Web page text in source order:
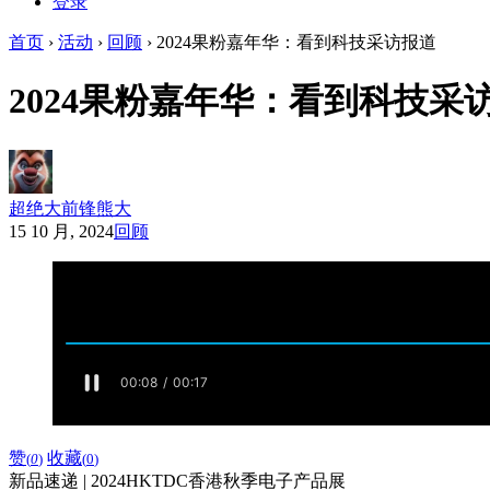
首页 › 活动 › 回顾 › 2024果粉嘉年华：看到科技采访报道
2024果粉嘉年华：看到科技采
超绝大前锋熊大
15 10 月, 2024回顾
赞(0) 收藏(0)
新品速递 | 2024HKTDC香港秋季电子产品展